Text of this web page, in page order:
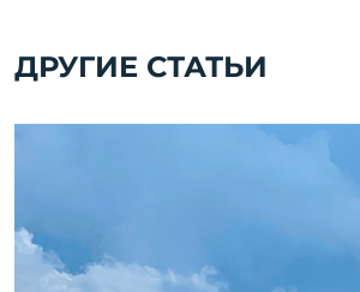
ДРУГИЕ СТАТЬИ